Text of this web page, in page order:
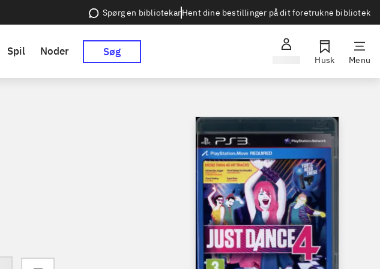
Spørg en bibliotekarHent dine bestillinger på dit foretrukne bibliotek
Spil Noder Søg
Husk Menu